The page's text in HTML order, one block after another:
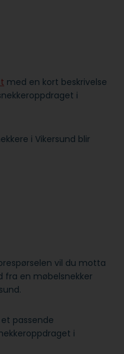
med en kort beskrivelse
i
i Vikersund blir
vil du motta
fra en møbelsnekker
passende
i